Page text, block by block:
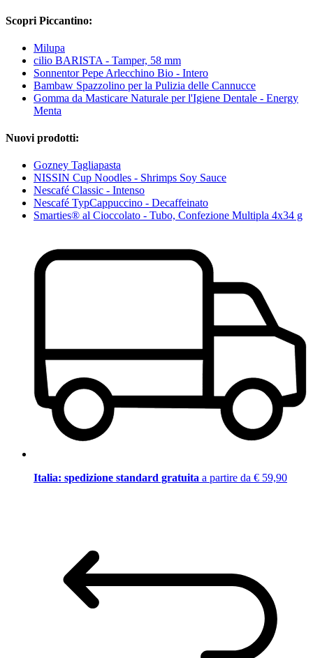
Scopri Piccantino:
Milupa
cilio BARISTA - Tamper, 58 mm
Sonnentor Pepe Arlecchino Bio - Intero
Bambaw Spazzolino per la Pulizia delle Cannucce
Gomma da Masticare Naturale per l'Igiene Dentale - Energy
Menta
Nuovi prodotti:
Gozney Tagliapasta
NISSIN Cup Noodles - Shrimps Soy Sauce
Nescafé Classic - Intenso
Nescafé TypCappuccino - Decaffeinato
Smarties® al Cioccolato - Tubo, Confezione Multipla 4x34 g
Italia: spedizione standard gratuita a partire da € 59,90